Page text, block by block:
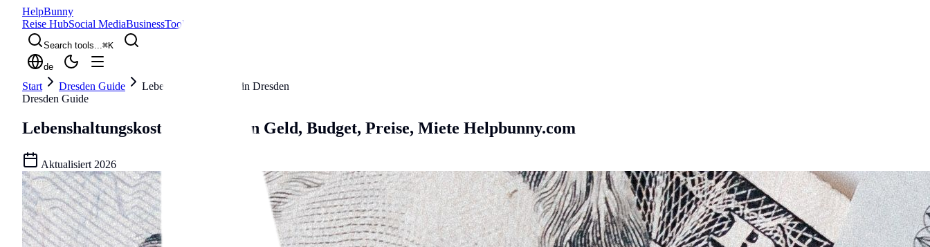
HelpBunny
Reise HubSocial MediaBusinessTools
Search tools...⌘K
de
Start Dresden Guide
Lebenshaltungskosten in Dresden
Dresden Guide
Lebenshaltungskosten in Dresden Geld, Budget, Preise, Miete Helpbunny.com
Aktualisiert 2026